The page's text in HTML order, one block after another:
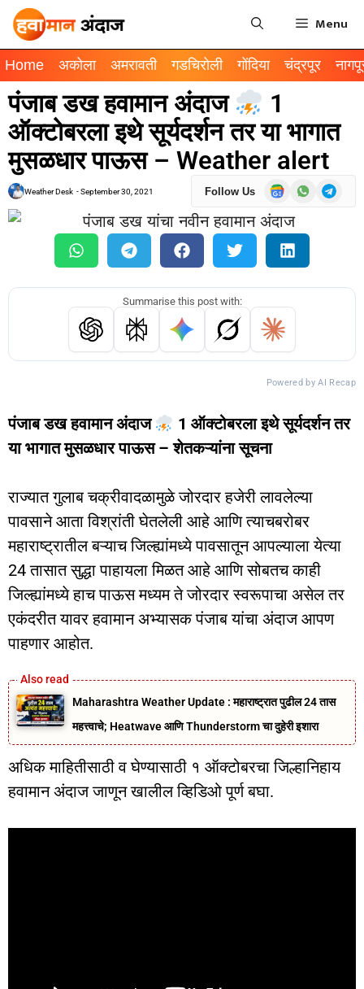
Menu
Home अकोला अमरावती गडचिरोली गोंदिया चंद्रपूर
पंजाब डख हवामान अंदाज
1
ऑक्टोबरला इथे सूर्यदर्शन तर या भागात
मुसळधार पाऊस – Weather alert
Weather Desk -September 30, 2021 Follow Us
Summarise this post with:
Powered by AI Recap
पंजाब डख हवामान अंदाज
1 ऑक्टोबरला इथे सूर्यदर्शन तर
या भागात मुसळधार पाऊस – शेतकऱ्यांना सूचना
राज्यात गुलाब चक्रीवादळामुळे जोरदार हजेरी लावलेल्या
पावसाने आता विश्रांती घेतलेली आहे आणि त्याचबरोबर
महाराष्ट्रातील बऱ्याच जिल्ह्यांमध्ये पावसातून आपल्याला येत्या
24 तासात सुद्धा पाहायला मिळत आहे आणि सोबतच काही
जिल्ह्यांमध्ये हाच पाऊस मध्यम ते जोरदार स्वरूपाचा असेल तर
एकंदरीत यावर हवामान अभ्यासक पंजाब यांचा अंदाज आपण
पाहणार आहोत.
Maharashtra Weather Update : महाराष्ट्रात पुढील 24 तास
महत्त्वाचे; Heatwave आणि Thunderstorm चा दुहेरी इशारा
अधिक माहितीसाठी व घेण्यासाठी १ ऑक्टोबरचा जिल्हानिहाय
हवामान अंदाज जाणून खालील व्हिडिओ पूर्ण बघा.